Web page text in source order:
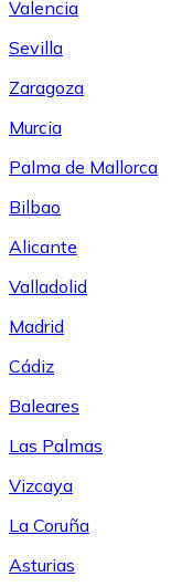
Valencia
Sevilla
Zaragoza
Murcia
Palma de Mallorca
Bilbao
Alicante
Valladolid
Madrid
Cádiz
Baleares
Las Palmas
Vizcaya
La Coruña
Asturias